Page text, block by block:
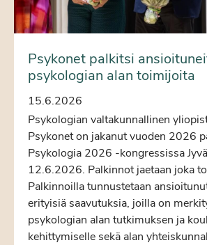
Psykonet palkitsi
psykologian alan toimijoita
15.6.2026
Psykologian valtakunnallinen
Psykonet on jakanut vuoden 2026
Psykologia 2026 -kongressissa
12.6.2026. Palkinnot jaetaan joka
Palkinnoilla tunnustetaan
erityisiä saavutuksia, joilla on
psykologian alan tutkimuksen ja
kehittymiselle sekä alan